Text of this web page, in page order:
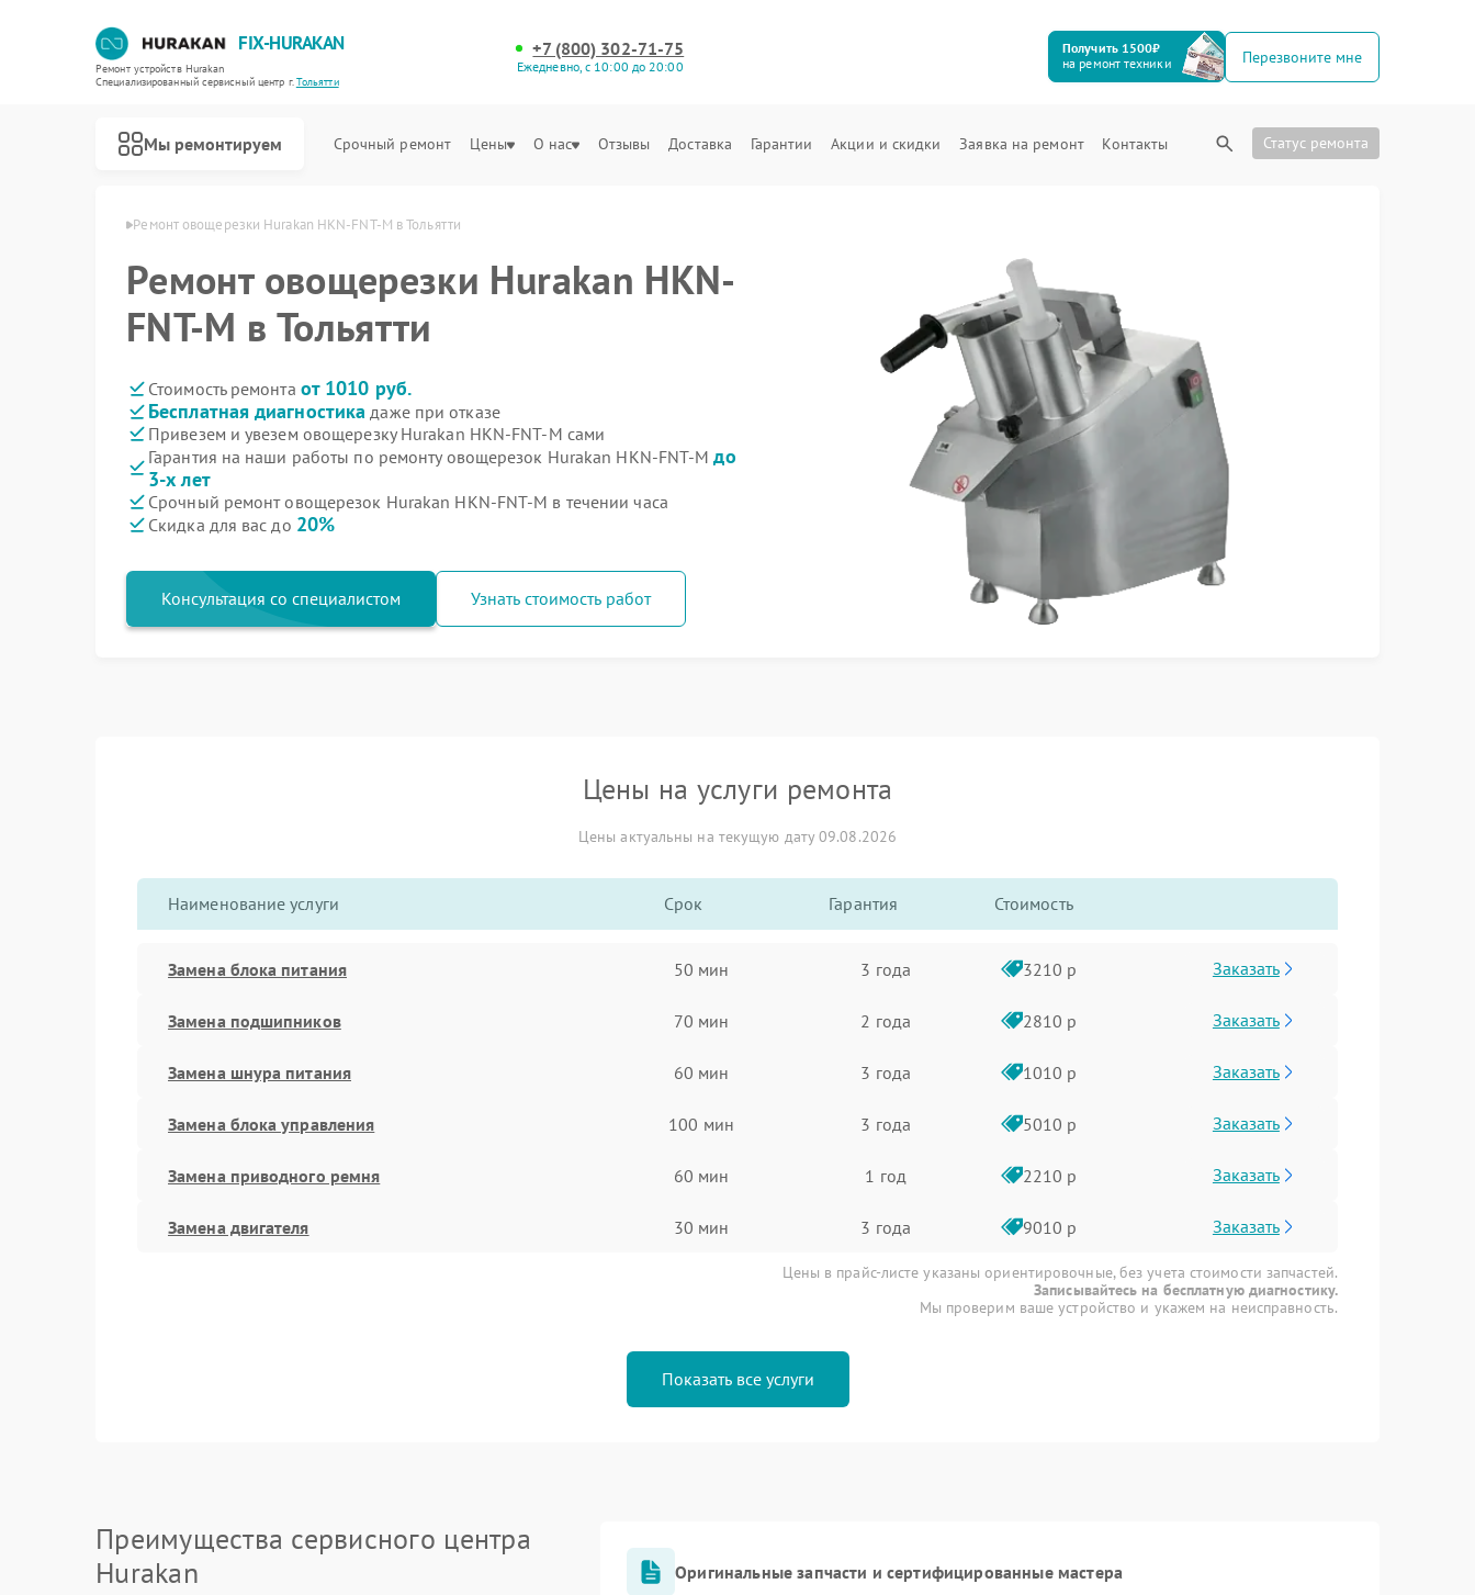
FIX-HURAKAN
Ремонт устройств Hurakan
Специализированный cервисный центр г.Тольятти
+7 (800) 302-71-75
Ежедневно, с 10:00 до 20:00
Получить 1500₽
на ремонт техники
Перезвоните мне
Мы ремонтируем Срочный ремонт Цены О нас Отзывы Доставка Гарантии Акции и скидки Заявка на ремонт Контакты Статус ремонта
в Тольятти Ремонт овощерезки Hurakan HKN-FNT-M в Тольятти
Ремонт овощерезки Hurakan HKN-
FNT-M в Тольятти
Стоимость ремонта от 1010 руб.
Бесплатная диагностика даже при отказе
Привезем и увезем овощерезку Hurakan HKN-FNT-M сами
Гарантия на наши работы по ремонту овощерезок Hurakan HKN-FNT-Mдо
3-х лет
Срочный ремонт овощерезок Hurakan HKN-FNT-M в течении часа
Скидка для вас до 20%
Консультация со специалистом Узнать стоимость работ
Цены на услуги ремонта
Цены актуальны на текущую дату 09.08.2026
Наименование услуги Срок Гарантия Стоимость
Замена блока питания 50 мин 3 года 3210 р Заказать
Замена подшипников 70 мин 2 года 2810 р Заказать
Замена шнура питания 60 мин 3 года 1010 р Заказать
Замена блока управления 100 мин 3 года 5010 р Заказать
Замена приводного ремня 60 мин 1 год 2210 р Заказать
Замена двигателя 30 мин 3 года 9010 р Заказать
Цены в прайс-листе указаны ориентировочные, без учета стоимости запчастей.
Записывайтесь на бесплатную диагностику.
Мы проверим ваше устройство и укажем на неисправность.
Показать все услуги
Преимущества сервисного центра
Hurakan
Оригинальные запчасти и сертифицированные мастера